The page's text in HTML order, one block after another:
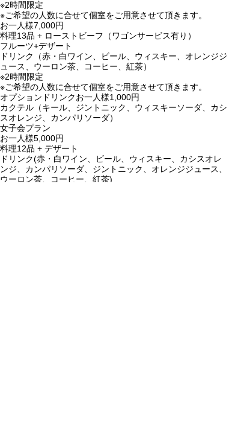
※2時間限定
※ご希望の人数に合せて個室をご用意させて頂きます。
お一人様7,000円
料理13品 + ローストビーフ（ワゴンサービス有り）
フルーツ+デザート
ドリンク（赤・白ワイン、ビール、ウィスキー、オレンジジ
ュース、ウーロン茶、コーヒー、紅茶）
※2時間限定
※ご希望の人数に合せて個室をご用意させて頂きます。
オプションドリンクお一人様1,000円
カクテル（キール、ジントニック、ウィスキーソーダ、カシ
スオレンジ、カンパリソーダ）
女子会プラン
お一人様5,000円
料理12品 + デザート
ドリンク(赤・白ワイン、ビール、ウィスキー、カシスオレ
ンジ、カンパリソーダ、ジントニック、オレンジジュース、
ウーロン茶、コーヒー、紅茶)